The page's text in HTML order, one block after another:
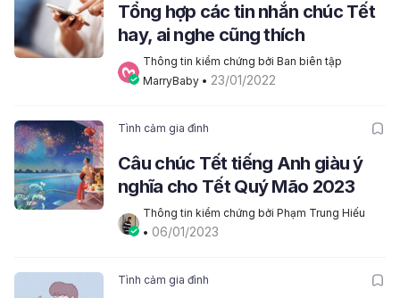
Tổng hợp các tin nhắn chúc Tết
hay, ai nghe cũng thích
Thông tin kiểm chứng bởi Ban biên tập
MarryBaby • 23/01/2022
Tình cảm gia đình
Câu chúc Tết tiếng Anh giàu ý
nghĩa cho Tết Quý Mão 2023
Thông tin kiểm chứng bởi Phạm Trung Hiếu
• 06/01/2023
Tình cảm gia đình